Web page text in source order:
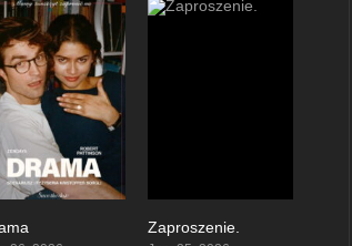
Zaproszenie.